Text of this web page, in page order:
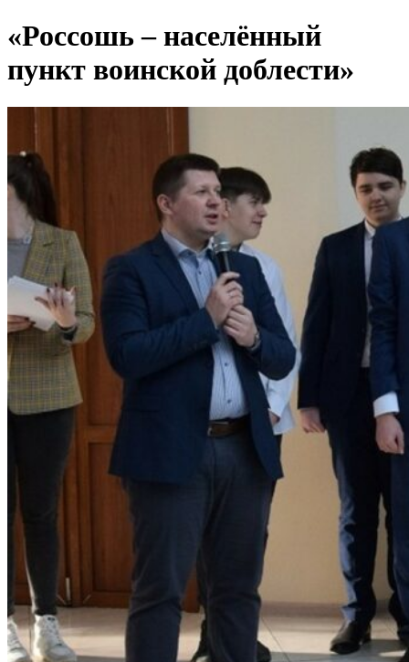
«Россошь – населённый
пункт воинской доблести»